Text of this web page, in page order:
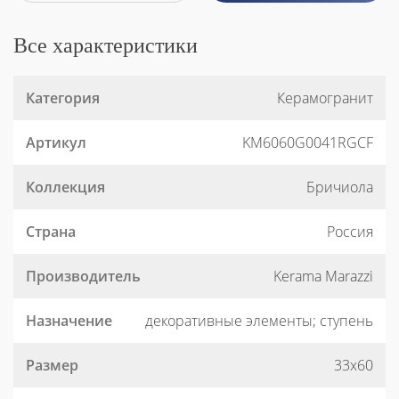
Все характеристики
Категория Керамогранит
Артикул KM6060G0041RGCF
Коллекция Бричиола
Страна Россия
Производитель Kerama Marazzi
Назначение декоративные элементы; ступень
Размер 33x60